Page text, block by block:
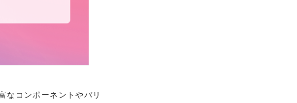
なコンポーネントやバリ